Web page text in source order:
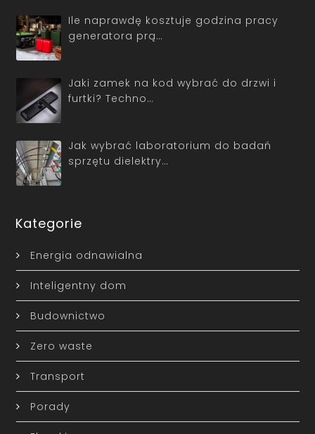
Ile naprawdę kosztuje godzina pracy
generatora prą…
Jaki zamek na kod wybrać do drzwi i
furtki? Techno…
Jak wybrać laboratorium do badań
sprzętu dielektry…
Kategorie
Energia odnawialna
Inteligentny dom
Budownictwo
Zero waste
Transport
Porady